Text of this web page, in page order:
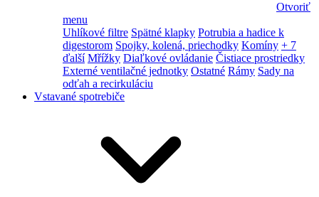
Otvoriť
menu
Uhlíkové filtre Spätné klapky Potrubia a hadice k
digestorom Spojky, kolená, priechodky Komíny + 7
ďalší Mřížky Diaľkové ovládanie Čistiace prostriedky
Externé ventilačné jednotky Ostatné Rámy Sady na
odťah a recirkuláciu
Vstavané spotrebiče